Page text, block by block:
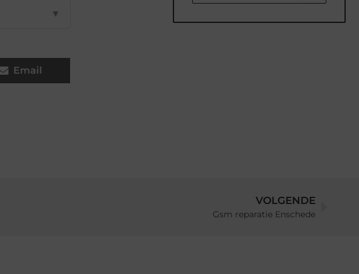
▼
Email
VOLGENDE
Gsm reparatie Enschede